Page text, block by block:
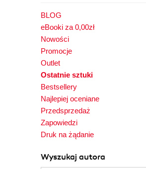
BLOG
eBooki za 0,00zł
Nowości
Promocje
Outlet
Ostatnie sztuki
Bestsellery
Najlepiej oceniane
Przedsprzedaż
Zapowiedzi
Druk na żądanie
Wyszukaj autora